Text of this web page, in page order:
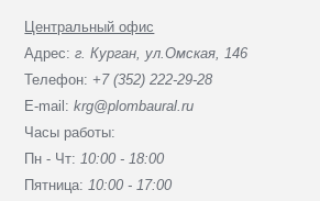
Центральный офис
Адрес:г. Курган, ул.Омская, 146
Телефон: +7 (352) 222-29-28
E-mail:krg@plombaural.ru
Часы работы:
Пн - Чт: 10:00 - 18:00
Пятница: 10:00 - 17:00